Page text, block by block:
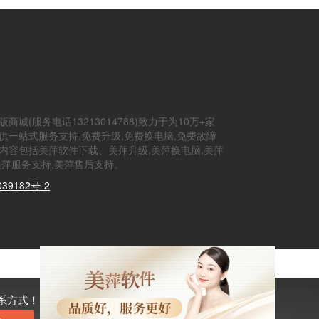
商城(服务电话13213014788)致力于为10万+家
一站式服务支持,免费升级,免费换电脑,免费故障
容包括美萍软件下载、美萍升级,美萍换电脑,美萍
服务支持,美萍售后支持。
号-2
方式！